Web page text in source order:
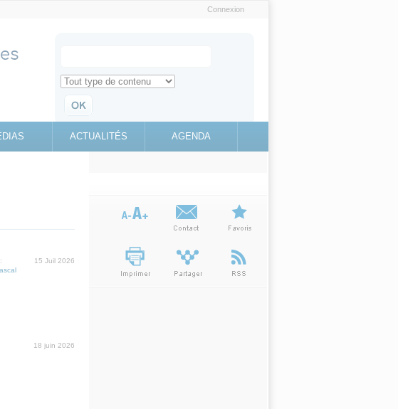
Connexion
Search for
Retrouvez toute l'information sur le site education.gouv.fr
ACTUALITÉS AGENDA
15 Juil 2026
18 juin 2026